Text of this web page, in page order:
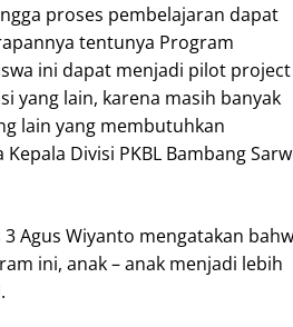
proses pembelajaran dapat
tentunya Program
ini dapat menjadi pilot project
yang lain, karena masih banyak
lain yang membutuhkan
Divisi PKBL Bambang
3 Agus Wiyanto mengatakan
ini, anak – anak menjadi lebih